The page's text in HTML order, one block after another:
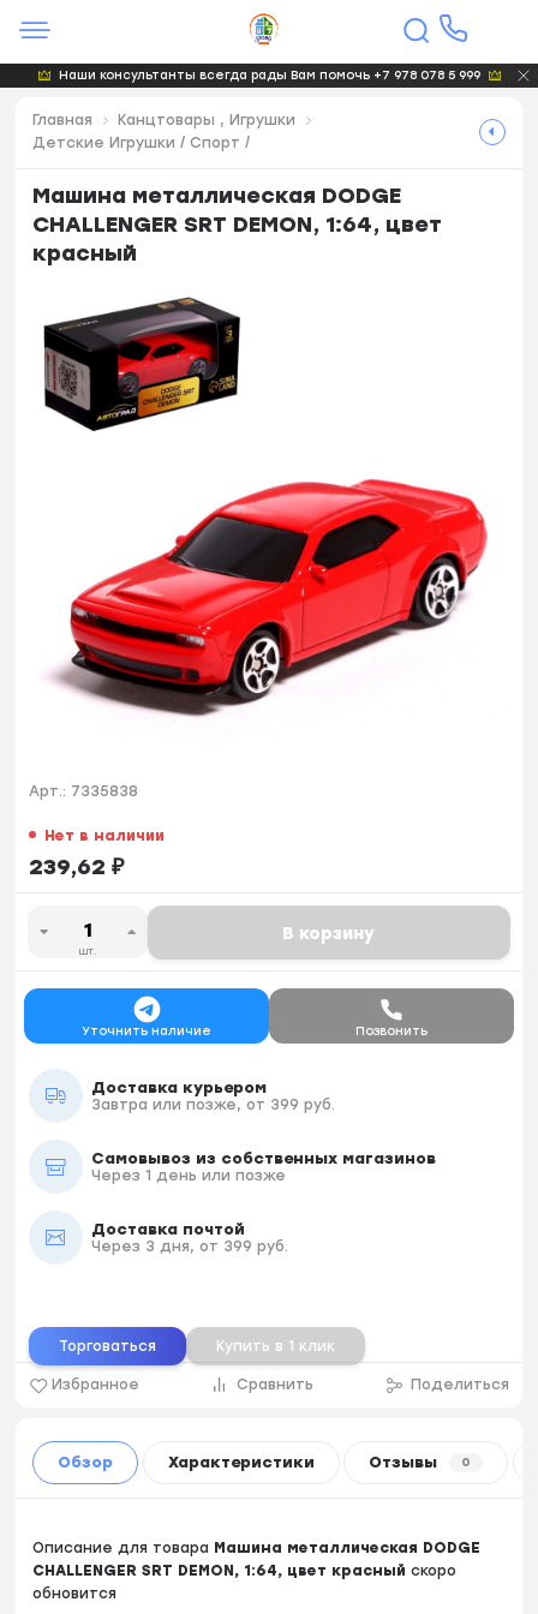
Наши консультанты всегда рады Вам помочь +7 978 078 5 999
Главная
Канцтовары , Игрушки
Детские Игрушки / Спорт /
Машина металлическая DODGE
CHALLENGER SRT DEMON, 1:64, цвет
красный
Арт.: 7335838
Нет в наличии
239,62 ₽
шт.
В корзину
Уточнить наличие Позвонить
Доставка курьером
Завтра или позже, от 399 руб.
Самовывоз из собственных магазинов
Через 1 день или позже
Доставка почтой
Через 3 дня, от 399 руб.
Избранное Сравнить Поделиться
Торговаться Купить в 1 клик
Обзор Характеристики Отзывы 0
Описание для товара Машина металлическая DODGE
CHALLENGER SRT DEMON, 1:64, цвет красный скоро
обновится